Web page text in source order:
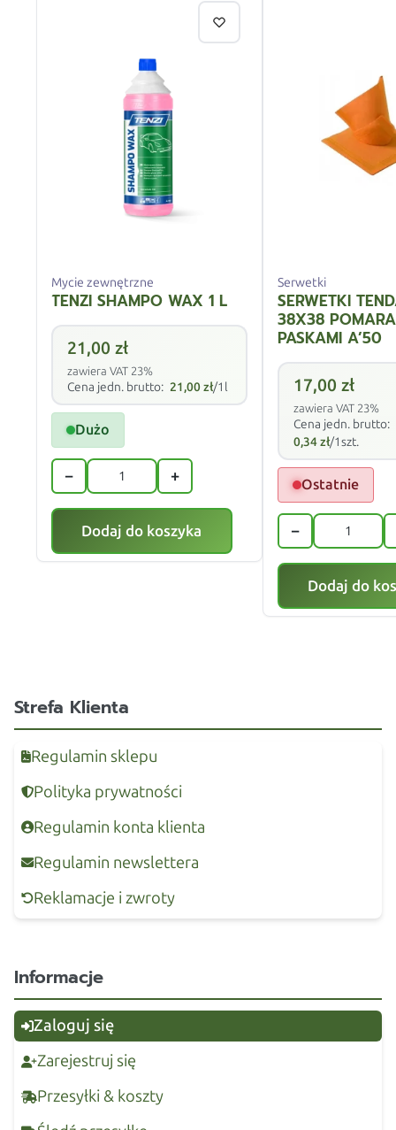
Mycie zewnętrzne
TENZI SHAMPO WAX 1 L
21,00 zł
zawiera VAT 23%
Cena jedn. brutto: 21,00zł/1l
Dużo
− +
Dodaj do koszyka
Serwetki
SERWETKI
38X38
PASKAMI A’50
17,00 zł
zawiera VAT 23%
Cena jedn. brutto:
0,34zł/1szt.
Ostatnie
−
Dodaj do
Strefa Klienta
Regulamin sklepu
Polityka prywatności
Regulamin konta klienta
Regulamin newslettera
Reklamacje i zwroty
Informacje
Zaloguj się
Zarejestruj się
Przesyłki & koszty